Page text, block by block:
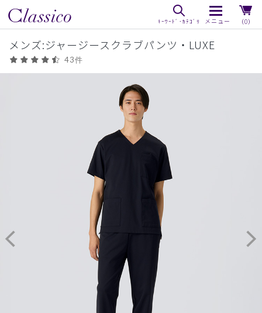
（0）
メンズ:ジャージースクラブパンツ・LUXE
43件